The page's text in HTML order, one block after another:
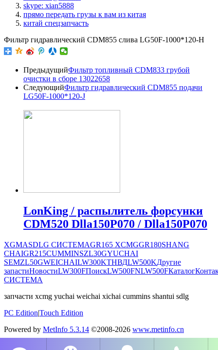
skype: xian5888
прямо передать грузы к вам из китая
китай спецзапчасть
Фильтр гидравлический CDM855 слива LG50F-1000*120-H
ПредыдущийФильтр топливный CDM833 грубой
очистки в сборе 13022658
СледующийФильтр гидравлический CDM855 подачи
LG50F-1000*120-J
LonKing / распылитель форсунки
CDM520 Dlla150P070 / Dlla150P070
XGMASDLG СИСТЕМАGR165 XCMGGR180SHANG
CHAIGR215CUMMINSZL30GYUCHAI
SEMZL50GWEICHAILW300KТНВДLW500KДругие
запастиНовостиLW300FПоискLW500FNLW500FКаталог
СИСТЕМА
запчасти xcmg yuchai weichai xichai cummins shantui sdlg
PC Edition|Touch Edition
Powered by MetInfo 5.3.14 ©2008-2026 www.metinfo.cn